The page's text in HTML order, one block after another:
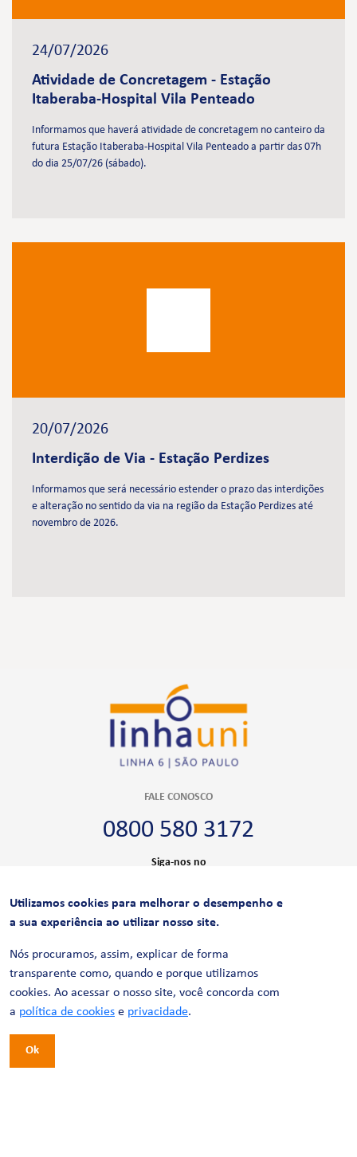
24/07/2026
Atividade de Concretagem - Estação
Itaberaba-Hospital Vila Penteado
Informamos que haverá atividade de concretagem no canteiro da
futura Estação Itaberaba-Hospital Vila Penteado a partir das 07h
do dia 25/07/26 (sábado).
20/07/2026
Interdição de Via - Estação Perdizes
Informamos que será necessário estender o prazo das interdições
e alteração no sentido da via na região da Estação Perdizes até
novembro de 2026.
FALE CONOSCO
0800 580 3172
Siga-nos no
CERTIFICAÇÕES
Utilizamos cookies para melhorar o desempenho e
a sua experiência ao utilizar nosso site.
Nós procuramos, assim, explicar de forma
transparente como, quando e porque utilizamos
cookies. Ao acessar o nosso site, você concorda com
a política de cookies e privacidade.
Ok